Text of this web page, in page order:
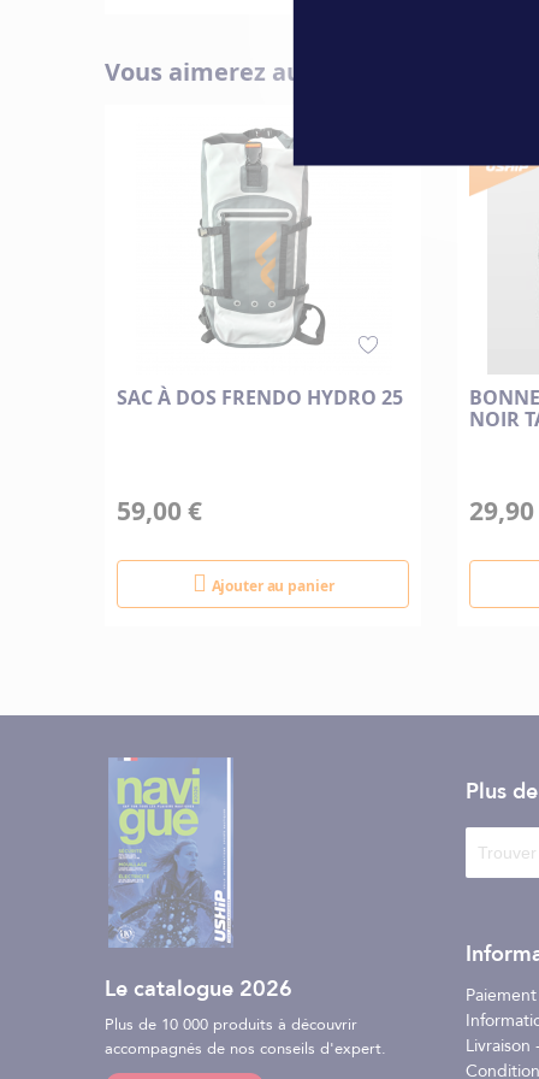
Vous aimerez aussi
SAC À DOS FRENDO HYDRO 25
59,00 €
Ajouter au panier
NOIR
Le catalogue 2026
Plus de 10 000 produits à découvrir
accompagnés de nos conseils d'expert.
Plus
Livraison